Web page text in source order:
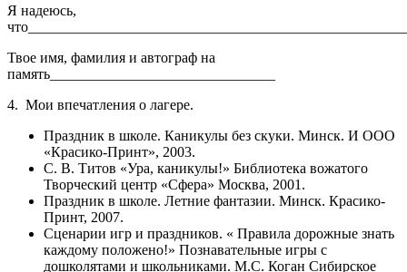
Я надеюсь,
Твое имя, фамилия и автограф на
память_______________________________
4. Мои впечатления о лагере.
Праздник в школе. Каникулы без скуки. Минск. И ООО
«Красико-Принт», 2003.
С. В. Титов «Ура, каникулы!» Библиотека вожатого
Творческий центр «Сфера» Москва, 2001.
Праздник в школе. Летние фантазии. Минск. Красико-
Принт, 2007.
Сценарии игр и праздников. « Правила дорожные знать
каждому положено!» Познавательные игры с
дошколятами и школьниками. М.С. Коган Сибирское